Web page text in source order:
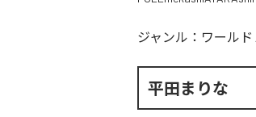
ジャンル： ワールド
平田まりな